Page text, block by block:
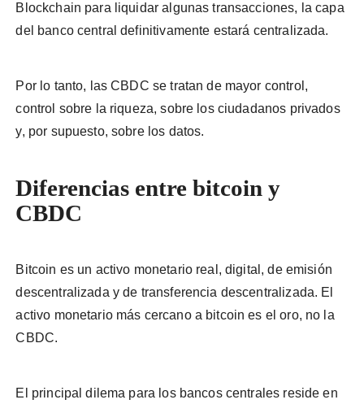
Blockchain para liquidar algunas transacciones, la capa
del banco central definitivamente estará centralizada.
Por lo tanto, las CBDC se tratan de mayor control,
control sobre la riqueza, sobre los ciudadanos privados
y, por supuesto, sobre los datos.
Diferencias entre bitcoin y
CBDC
Bitcoin es un activo monetario real, digital, de emisión
descentralizada y de transferencia descentralizada. El
activo monetario más cercano a bitcoin es el oro, no la
CBDC.
El principal dilema para los bancos centrales reside en